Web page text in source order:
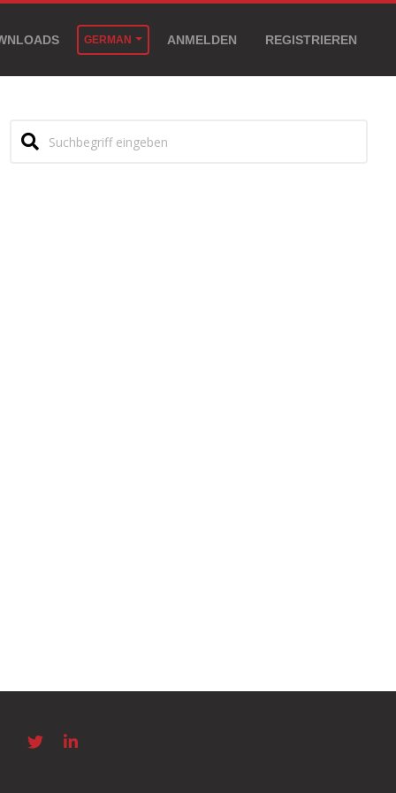
GERMAN ANMELDEN REGISTRIEREN